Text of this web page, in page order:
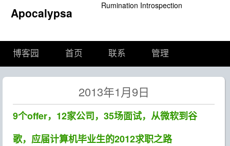
Apocalypsa Rumination Introspection
博客园 首页 联系 管理
2013年1月9日
9个offer，12家公司，35场面试，从微软到谷
歌，应届计算机毕业生的2012求职之路